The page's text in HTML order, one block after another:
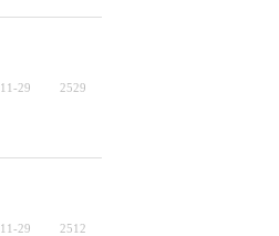
11-29 2529
11-29 2512